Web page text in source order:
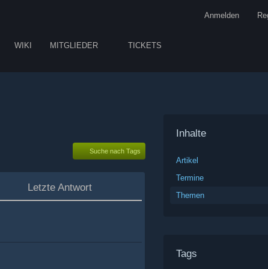
WIKI MITGLIEDER TICKETS
Anmelden
Suche nach Tags
Letzte Antwort
Inhalte
Artikel
Termine
Themen
Tags